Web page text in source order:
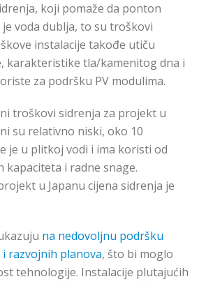
koji pomaže da ponton
voda dublja, to su troškovi
instalacije takođe utiču
karakteristike tla/kamenitog dna i
za podršku PV modulima.
troškovi sidrenja za projekt u
su relativno niski, oko 10
je u plitkoj vodi i ima koristi od
i radne snage.
u Japanu cijena sidrenja je
na nedovoljnu podršku
razvojnih planova, što bi moglo
tehnologije. Instalacije plutajućih